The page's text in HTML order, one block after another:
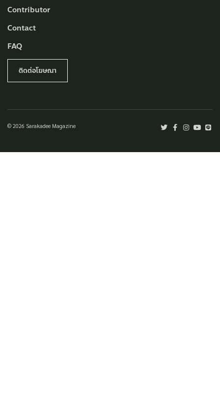
Contributor
Contact
FAQ
ติดต่อโฆษณา
© 2026 Sarakadee Magazine